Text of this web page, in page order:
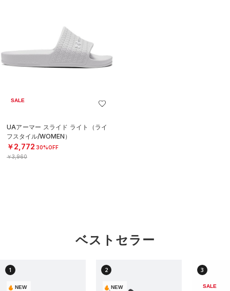
SALE
UAアーマー スライド ライト（ライ
フスタイル/WOMEN）
￥2,772 30%OFF
￥3,960
ベストセラー
1
NEW
2
NEW
3
SALE